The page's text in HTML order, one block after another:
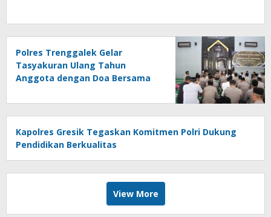
Polres Trenggalek Gelar
Tasyakuran Ulang Tahun
Anggota dengan Doa Bersama
Kapolres Gresik Tegaskan Komitmen Polri Dukung
Pendidikan Berkualitas
View More